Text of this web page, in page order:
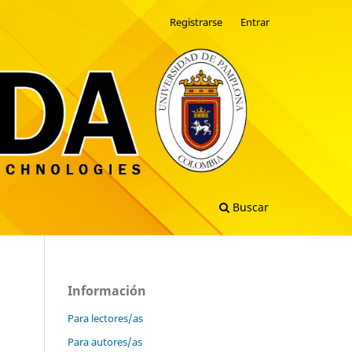
Buscar
Registrarse Entrar
Información
Para lectores/as
Para autores/as